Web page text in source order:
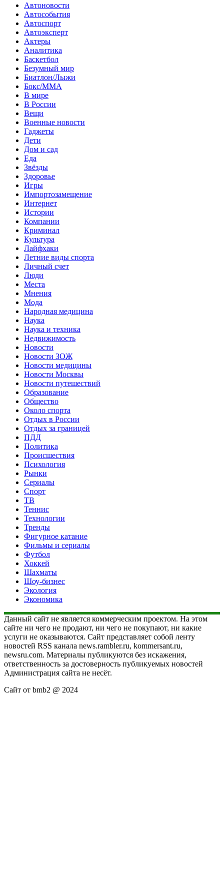
Автоновости
Автособытия
Автоспорт
Автоэксперт
Актеры
Аналитика
Баскетбол
Безумный мир
Биатлон/Лыжи
Бокс/MMA
В мире
В России
Вещи
Военные новости
Гаджеты
Дети
Дом и сад
Еда
Звёзды
Здоровье
Игры
Импортозамещение
Интернет
Истории
Компании
Криминал
Культура
Лайфхаки
Летние виды спорта
Личный счет
Люди
Места
Мнения
Мода
Народная медицина
Наука
Наука и техника
Недвижимость
Новости
Новости ЗОЖ
Новости медицины
Новости Москвы
Новости путешествий
Образование
Общество
Около спорта
Отдых в России
Отдых за границей
ПДД
Политика
Происшествия
Психология
Рынки
Сериалы
Спорт
ТВ
Теннис
Технологии
Тренды
Фигурное катание
Фильмы и сериалы
Футбол
Хоккей
Шахматы
Шоу-бизнес
Экология
Экономика
Данный сайт не является коммерческим проектом. На этом
сайте ни чего не продают, ни чего не покупают, ни какие
услуги не оказываются. Сайт представляет собой ленту
новостей RSS канала news.rambler.ru, kommersant.ru,
newsru.com. Материалы публикуются без искажения,
ответственность за достоверность публикуемых новостей
Администрация сайта не несёт.
Сайт от bmb2 @ 2024